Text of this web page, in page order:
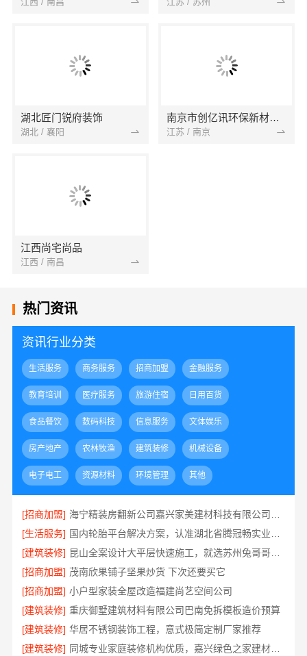
湖北匠门锐府装饰
湖北 / 襄阳
南京市创亿讯环保新材料有限公司
江苏 / 南京
江西尚宅尚品
江西 / 南昌
热门资讯
资讯行业分类
生活服务 商务服务 招商加盟 金融服务
教育培训 医疗服务 旅游住宿 日用百货
食品餐饮 数码科技 信息服务 文体娱乐
房产地产 农林牧渔 建筑装修 机械设备
电子电工 资源材料 环境管理 其他
[招商加盟]
[生活服务]
[建筑装修]
昆山全案设计大平层快速施工，就选苏州兔哥哥智装新材料有限公司
[招商加盟] 茂南欣果铺子坚果炒货 下次还要买它
[招商加盟] 小户型家装全屋改造福建尚艺空间公司
[建筑装修] 重庆御墅建筑材料有限公司巴南免拆模板造价预算
[建筑装修] 华居不锈钢装饰工程，意式极简定制厂家推荐
[建筑装修]
同城专业家庭装修机构优质，嘉兴绿色之家建材科技有限公司透明报价